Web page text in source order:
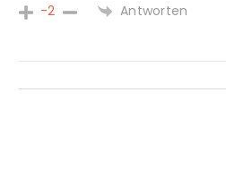
-2 Antworten